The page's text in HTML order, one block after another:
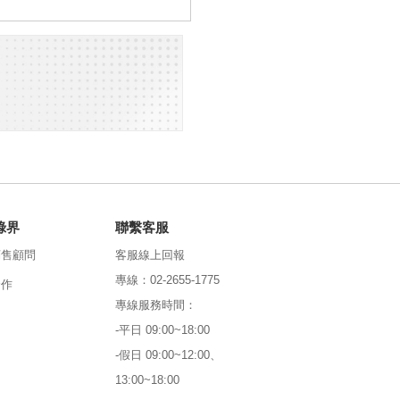
界
顧問
聯繫客服
客服線上回報
專線：02-2655-1775
專線服務時間：
-平日 09:00~18:00
-假日 09:00~12:00、
13:00~18:00